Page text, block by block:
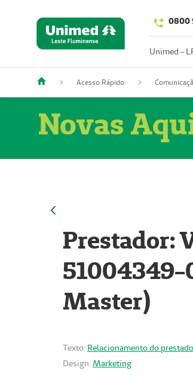
0800
Unimed -
Acesso Rápido
Novas
Prestador:
51004349-
Master)
Texto: Relacionamento do
Design: Marketing